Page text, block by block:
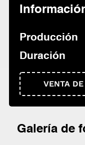
Producción
Duración
VENTA
Galería de